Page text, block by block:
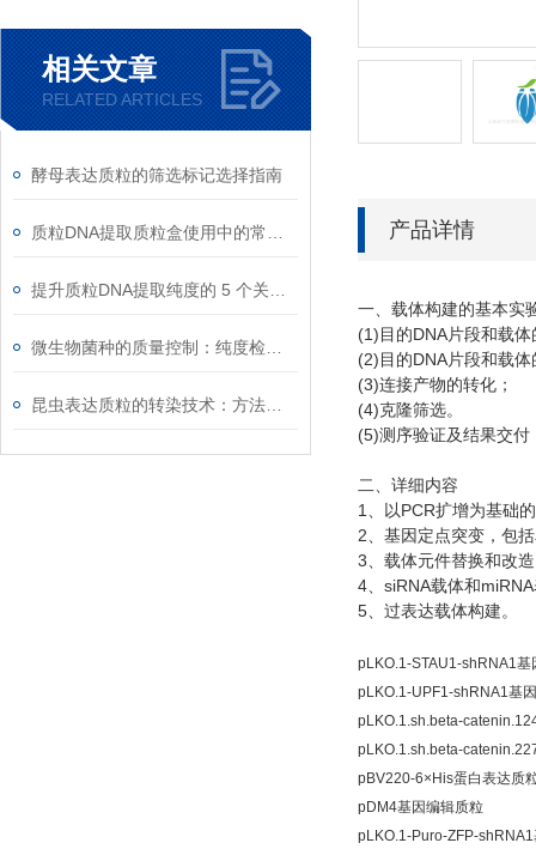
相关文章
RELATED ARTICLES
酵母表达质粒的筛选标记选择指南
产品详情
一、载体构建的基本实
(1) 目的DNA片段和载体
(2) 目的DNA片段和载体
(3)连接产物的转化；
(4)克隆筛选。
(5)测序验证及结果交付
二、详细内容
1 、以PCR扩增为基础
2、基因定点突变，包
3、载体元件替换和改
4、 siRNA载体和 miRNA
5、过表达载体构建。
pLKO.1-STAU1-shRNA1基
pLKO.1-UPF1-shRNA1基
pLKO.1.sh.beta-
pLKO.1.sh.beta-
pBV220-6×His蛋白表达质
pDM4基因编辑质粒
pLKO.1-Puro-ZFP-